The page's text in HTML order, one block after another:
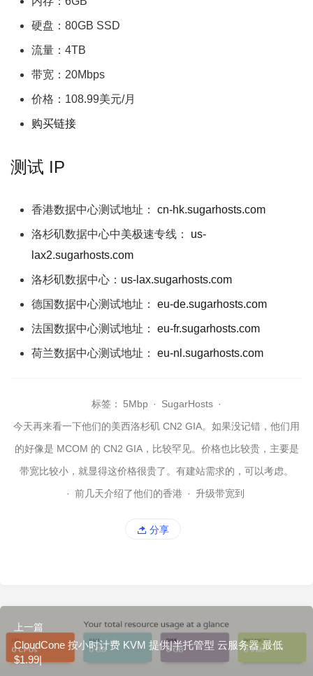
硬盘：80GB SSD
流量：4TB
带宽：20Mbps
价格：108.99美元/月
购买链接
测试 IP
香港数据中心测试地址： cn-hk.sugarhosts.com
洛杉矶数据中心中美极速专线： us-
lax2.sugarhosts.com
洛杉矶数据中心： us-lax.sugarhosts.com
德国数据中心测试地址： eu-de.sugarhosts.com
法国数据中心测试地址： eu-fr.sugarhosts.com
荷兰数据中心测试地址： eu-nl.sugarhosts.com
标签： 5Mbp · SugarHosts ·
今天再来看一下他们的美西洛杉矶 CN2 GIA。如果没记错，他们用
的好像是 MCOM 的 CN2 GIA，比较罕见。价格也比较贵，主要是
带宽比较小，就显得这价格很贵了。有建站需求的，可以考虑。
· 前几天介绍了他们的香港 · 升级带宽到
分享
上一篇
CloudCone 按小时计费 KVM 提供|半托管型 云服务器 最低
$1.99|